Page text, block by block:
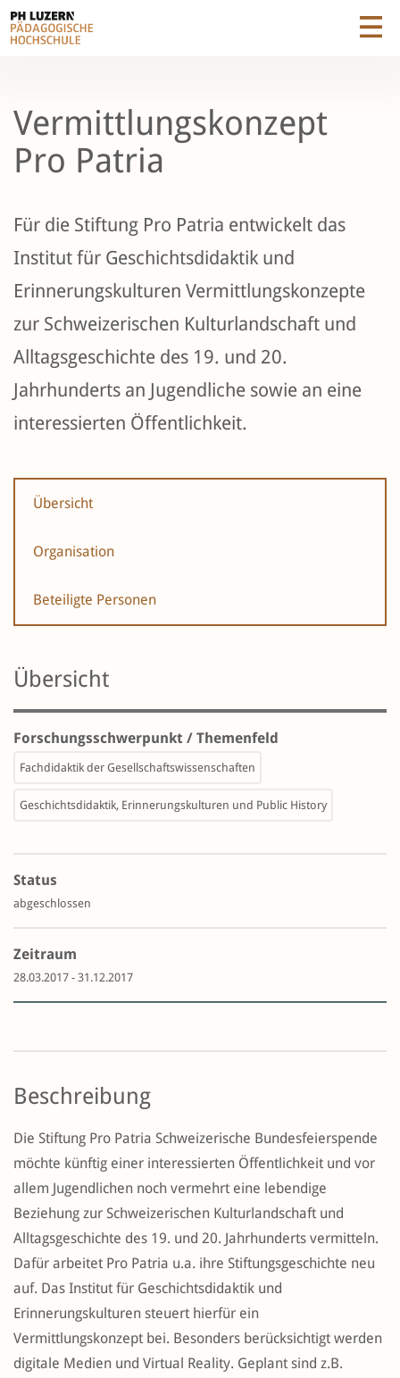
Vermittlungskonzept
Pro Patria
Für die Stiftung Pro Patria entwickelt das
Institut für Geschichtsdidaktik und
Erinnerungskulturen Vermittlungskonzepte
zur Schweizerischen Kulturlandschaft und
Alltagsgeschichte des 19. und 20.
Jahrhunderts an Jugendliche sowie an eine
interessierten Öffentlichkeit.
Übersicht
Organisation
Beteiligte Personen
Übersicht
Forschungsschwerpunkt / Themenfeld
Fachdidaktik der Gesellschaftswissenschaften
Geschichtsdidaktik, Erinnerungskulturen und Public History
Status
abgeschlossen
Zeitraum
28.03.2017 - 31.12.2017
Beschreibung
Die Stiftung Pro Patria Schweizerische Bundesfeierspende
möchte künftig einer interessierten Öffentlichkeit und vor
allem Jugendlichen noch vermehrt eine lebendige
Beziehung zur Schweizerischen Kulturlandschaft und
Alltagsgeschichte des 19. und 20. Jahrhunderts vermitteln.
Dafür arbeitet Pro Patria u.a. ihre Stiftungsgeschichte neu
auf. Das Institut für Geschichtsdidaktik und
Erinnerungskulturen steuert hierfür ein
Vermittlungskonzept bei. Besonders berücksichtigt werden
digitale Medien und Virtual Reality. Geplant sind z.B.